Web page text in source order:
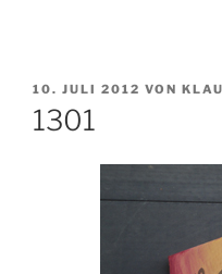
VERÖFFENTLICHT
AM
10. JULI 2012 VON
1301